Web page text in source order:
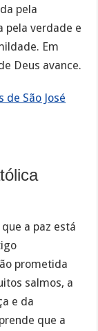
pela
pela verdade e
Em
Deus avance.
de São José
a paz está
prometida
salmos, a
e da
que a